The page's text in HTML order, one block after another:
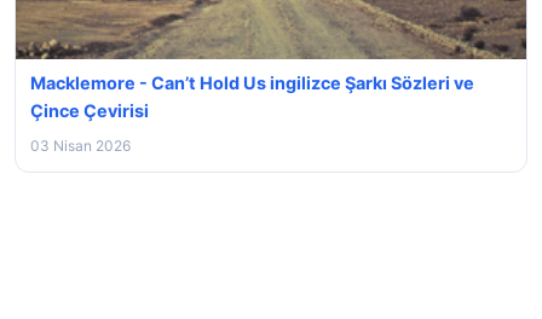
Macklemore - Can’t Hold Us ingilizce Şarkı Sözleri ve
Çince Çevirisi
03 Nisan 2026